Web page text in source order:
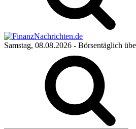
Samstag, 08.08.2026 - Börsentäglich